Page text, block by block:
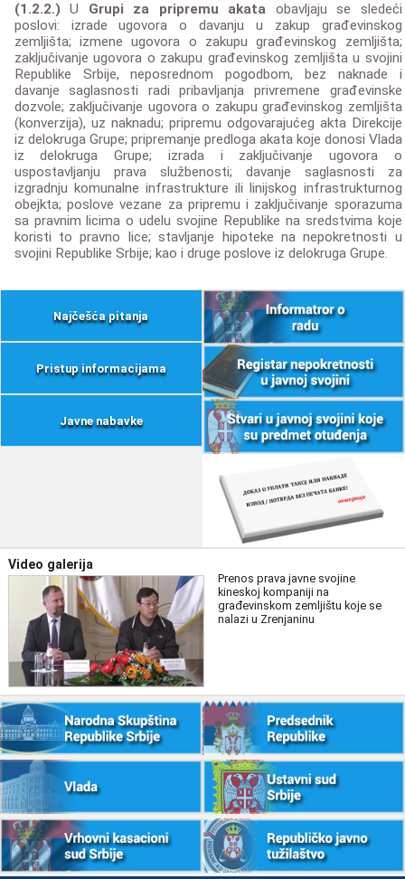
(1.2.2.) U Grupi za pripremu akata obavljaju se sledeći
poslovi: izrade ugovora o davanju u zakup građevinskog
zemljišta; izmene ugovora o zakupu građevinskog zemljišta;
zaključivanje ugovora o zakupu građevinskog zemljišta u svojini
Republike Srbije, neposrednom pogodbom, bez naknade i
davanje saglasnosti radi pribavljanja privremene građevinske
dozvole; zaključivanje ugovora o zakupu građevinskog zemljišta
(konverzija), uz naknadu; pripremu odgovarajućeg akta Direkcije
iz delokruga Grupe; pripremanje predloga akata koje donosi Vlada
iz delokruga Grupe; izrada i zaključivanje ugovora o
uspostavljanju prava službenosti; davanje saglasnosti za
izgradnju komunalne infrastrukture ili linijskog infrastrukturnog
obejkta; poslove vezane za pripremu i zaključivanje sporazuma
sa pravnim licima o udelu svojine Republike na sredstvima koje
koristi to pravno lice; stavljanje hipoteke na nepokretnosti u
svojini Republike Srbije; kao i druge poslove iz delokruga Grupe.
Najčešća pitanja
Pristup informacijama
Javne nabavke
Video galerija
Prenos prava javne svojine
kineskoj kompaniji na
građevinskom zemljištu koje se
nalazi u Zrenjaninu